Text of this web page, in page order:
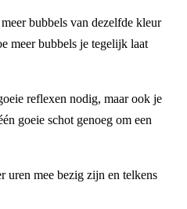
bubbels van dezelfde kleur
meer bubbels je tegelijk laat
reflexen nodig, maar ook je
goeie schot genoeg om een
uren mee bezig zijn en telkens